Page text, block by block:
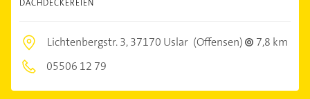
DACHDECKEREIEN
Lichtenbergstr. 3,37170 Uslar (Offensen)
7,8 km
05506 12 79